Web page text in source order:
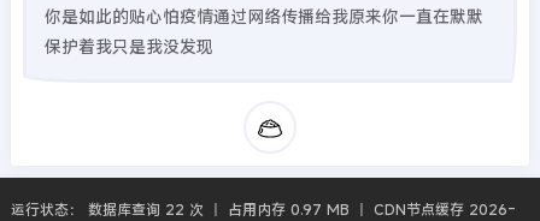
你是如此的贴心怕疫情通过网络传播给我原来你一直在默默
保护着我只是我没发现
运行状态： 数据库查询 22 次 丨 占用内存 0.97 MB 丨 CDN节点缓存 2026-